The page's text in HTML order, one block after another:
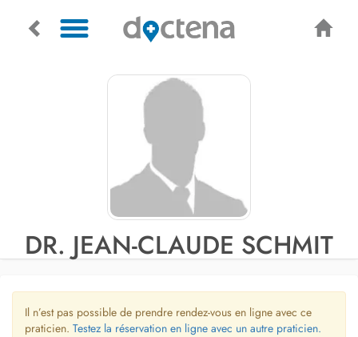
DR. JEAN-CLAUDE SCHMIT
Il n’est pas possible de prendre rendez-vous en ligne avec ce
praticien. Testez la réservation en ligne avec un autre praticien.